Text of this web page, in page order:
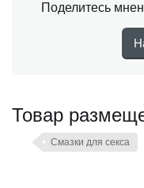
Поделитесь
Товар
Смазки для секса